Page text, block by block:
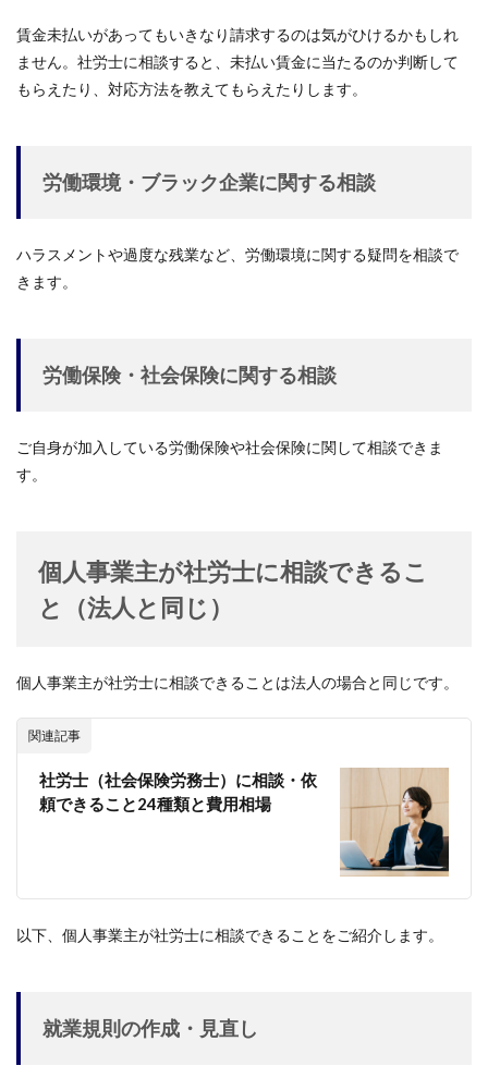
賃金未払いがあってもいきなり請求するのは気がひけるかもしれ
ません。社労士に相談すると、未払い賃金に当たるのか判断して
もらえたり、対応方法を教えてもらえたりします。
労働環境・ブラック企業に関する相談
ハラスメントや過度な残業など、労働環境に関する疑問を相談で
きます。
労働保険・社会保険に関する相談
ご自身が加入している労働保険や社会保険に関して相談できま
す。
個人事業主が社労士に相談できるこ
と（法人と同じ）
個人事業主が社労士に相談できることは法人の場合と同じです。
関連記事
社労士（社会保険労務士）に相談・依
頼できること24種類と費用相場
以下、個人事業主が社労士に相談できることをご紹介します。
就業規則の作成・見直し